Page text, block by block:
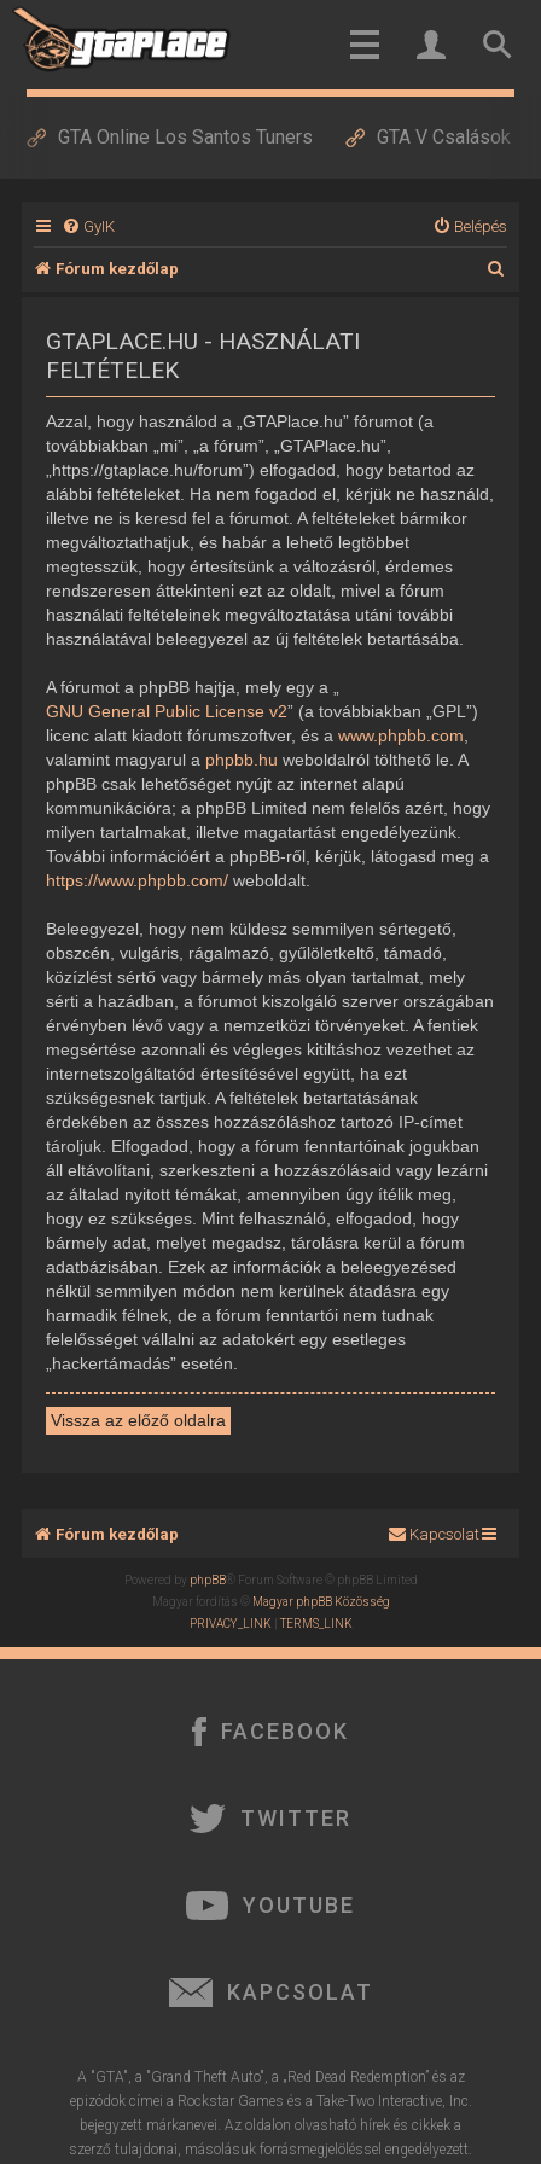
GTA Online Los Santos Tuners GTA V Csalások
GyIK Belépés
Fórum kezdőlap
GTAPLACE.HU - HASZNÁLATI
FELTÉTELEK
Azzal, hogy használod a „GTAPlace.hu” fórumot (a
továbbiakban „mi”, „a fórum”, „GTAPlace.hu”,
„https://gtaplace.hu/forum”) elfogadod, hogy betartod az
alábbi feltételeket. Ha nem fogadod el, kérjük ne használd,
illetve ne is keresd fel a fórumot. A feltételeket bármikor
megváltoztathatjuk, és habár a lehető legtöbbet
megtesszük, hogy értesítsünk a változásról, érdemes
rendszeresen áttekinteni ezt az oldalt, mivel a fórum
használati feltételeinek megváltoztatása utáni további
használatával beleegyezel az új feltételek betartásába.
A fórumot a phpBB hajtja, mely egy a „
GNU General Public License v2” (a továbbiakban „GPL”)
licenc alatt kiadott fórumszoftver, és a www.phpbb.com
valamint magyarul a phpbb.hu weboldalról tölthető le. A
phpBB csak lehetőséget nyújt az internet alapú
kommunikációra; a phpBB Limited nem felelős azért, hogy
milyen tartalmakat, illetve magatartást engedélyezünk.
További információért a phpBB-ről, kérjük, látogasd meg a
https://www.phpbb.com/weboldalt.
Beleegyezel, hogy nem küldesz semmilyen sértegető,
obszcén, vulgáris, rágalmazó, gyűlöletkeltő, támadó,
közízlést sértő vagy bármely más olyan tartalmat, mely
sérti a hazádban, a fórumot kiszolgáló szerver országában
érvényben lévő vagy a nemzetközi törvényeket. A fentiek
megsértése azonnali és végleges kitiltáshoz vezethet az
internetszolgáltatód értesítésével együtt, ha ezt
szükségesnek tartjuk. A feltételek betartatásának
érdekében az összes hozzászóláshoz tartozó IP-címet
tároljuk. Elfogadod, hogy a fórum fenntartóinak jogukban
áll eltávolítani, szerkeszteni a hozzászólásaid vagy lezárni
az általad nyitott témákat, amennyiben úgy ítélik meg,
hogy ez szükséges. Mint felhasználó, elfogadod, hogy
bármely adat, melyet megadsz, tárolásra kerül a fórum
adatbázisában. Ezek az információk a beleegyezésed
nélkül semmilyen módon nem kerülnek átadásra egy
harmadik félnek, de a fórum fenntartói nem tudnak
felelősséget vállalni az adatokért egy esetleges
„hackertámadás” esetén.
Vissza az előző oldalra
Fórum kezdőlap Kapcsolat
Powered by phpBB® Forum Software © phpBB Limited
Magyar fordítás © Magyar phpBB Közösség
PRIVACY_LINK |TERMS_LINK
FACEBOOK
TWITTER
YOUTUBE
KAPCSOLAT
A "GTA", a "Grand Theft Auto", a „Red Dead Redemption” és az
epizódok címei a Rockstar Games és a Take-Two Interactive, Inc.
bejegyzett márkanevei. Az oldalon olvasható hírek és cikkek a
szerző tulajdonai, másolásuk forrásmegjelöléssel engedélyezett.